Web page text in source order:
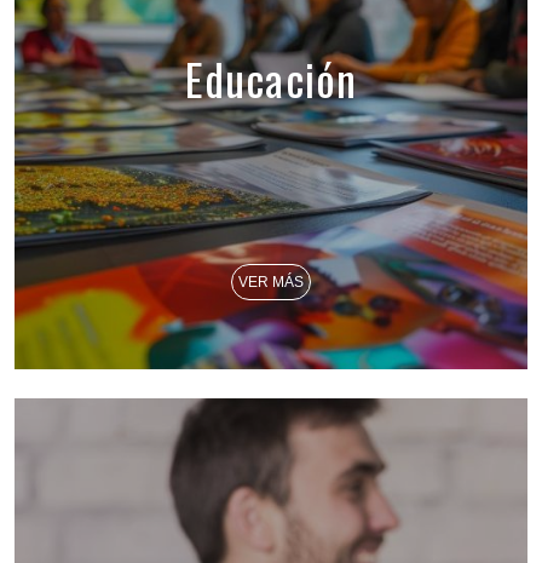
Educación
VER MÁS